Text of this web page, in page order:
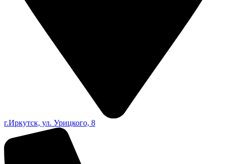
г.Иркутск, ул. Урицкого, 8